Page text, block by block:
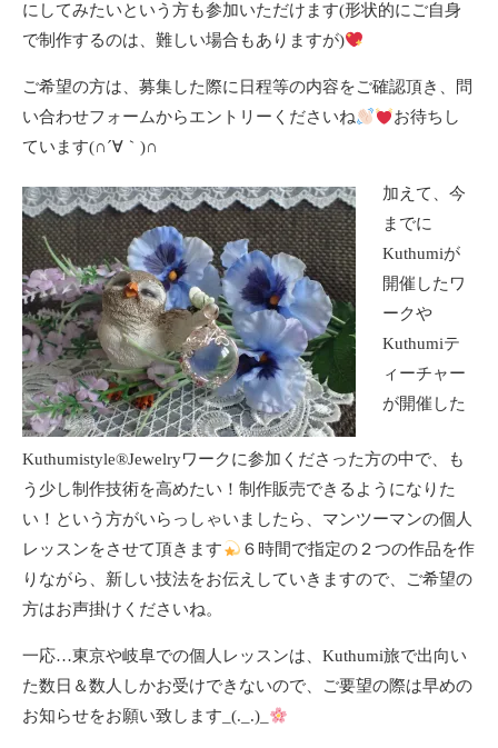
にしてみたいという方も参加いただけます(形状的にご自身
で制作するのは、難しい場合もありますが)
ご希望の方は、募集した際に日程等の内容をご確認頂き、問
い合わせフォームからエントリーくださいね
お待ちし
ています(∩´∀｀)∩
加えて、今
までに
Kuthumiが
開催したワ
ークや
Kuthumiテ
ィーチャー
が開催した
Kuthumistyle®Jewelryワークに参加くださった方の中で、も
う少し制作技術を高めたい！制作販売できるようになりた
い！という方がいらっしゃいましたら、マンツーマンの個人
レッスンをさせて頂きます
６時間で指定の２つの作品を作
りながら、新しい技法をお伝えしていきますので、ご希望の
方はお声掛けくださいね。
一応…東京や岐阜での個人レッスンは、Kuthumi旅で出向い
た数日＆数人しかお受けできないので、ご要望の際は早めの
お知らせをお願い致します_(._.)_